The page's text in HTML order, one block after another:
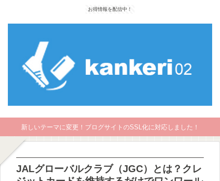
お得情報を配信中！
新しいテーマに変更！ブログサイトのSSL化に対応しました！
JALグローバルクラブ（JGC）とは？クレ